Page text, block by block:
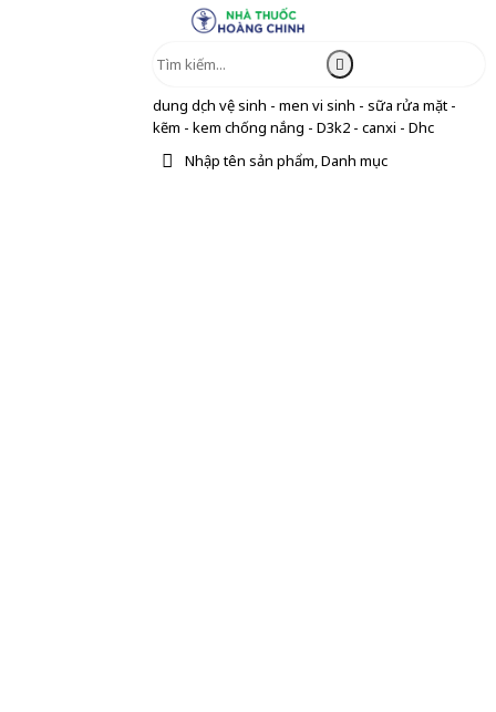
dung dịch vệ sinh - men vi sinh - sữa rửa mặt -
kẽm - kem chống nắng - D3k2 - canxi - Dhc
Nhập tên sản phẩm, Danh mục